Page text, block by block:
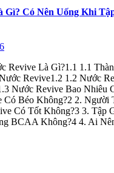
Gì? Có Nên Uống Khi
Revive Là Gì?1.1 1.1
Revive1.2 1.2 Nước
Nước Revive Bao Nhiêu
Có Béo Không?2 2. Người
Có Tốt Không?3 3. Tập
BCAA Không?4 4. Ai